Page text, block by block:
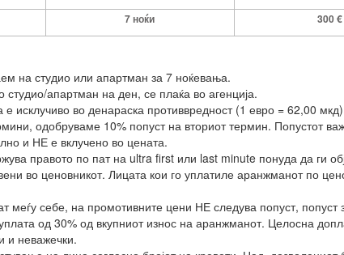
7 ноќи 300€
на студио или апартман за 7 ноќевања.
студио/апартман на ден, се плаќа во агенција.
исклучиво во денараска противвредност (1 евро = 62,00
одобруваме 10% попуст на вториот термин. Попустот
и НЕ е вклучено во цената.
правото по пат на ultra first или last minute понуда да ги
во ценовникот. Лицата кои го уплатиле аранжманот по
меѓу себе, на промотивните цени НЕ следува попуст,
од 30% од вкупниот износ на аранжманот. Целосна
и неважечки.